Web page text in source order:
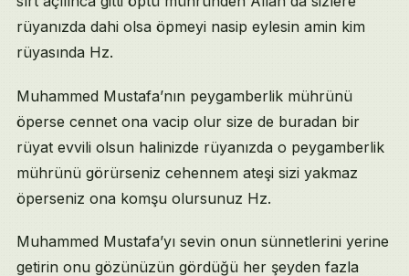
rüyanızda dahi olsa öpmeyi nasip eylesin amin kim
rüyasında Hz.
Muhammed Mustafa’nın peygamberlik mührünü
öperse cennet ona vacip olur size de buradan bir
rüyat evvili olsun halinizde rüyanızda o peygamberlik
mührünü görürseniz cehennem ateşi sizi yakmaz
öperseniz ona komşu olursunuz Hz.
Muhammed Mustafa’yı sevin onun sünnetlerini yerine
getirin onu gözünüzün gördüğü her şeyden fazla